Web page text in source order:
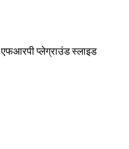
एफआरपी प्लेग्राउंड स्लाइड